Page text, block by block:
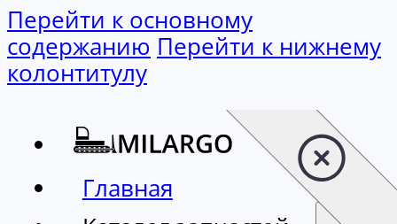
Перейти к основному содержанию
Перейти к нижнему колонтитулу
Главная
Каталог запчастей